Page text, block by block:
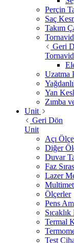
Perçin
Saç
Takım
Geri
Uzatma
Yan
Zımba
Unit
Geri Dön
Unit
Açı
Diğer
Duvar
Faz
Lazer
Ölçerler
Pens
Termal
Test